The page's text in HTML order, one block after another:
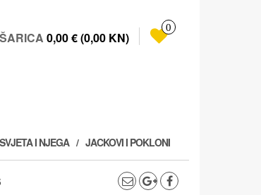
0,00 € (0,00 KN)
0
I NJEGA JACKOVI I POKLONI